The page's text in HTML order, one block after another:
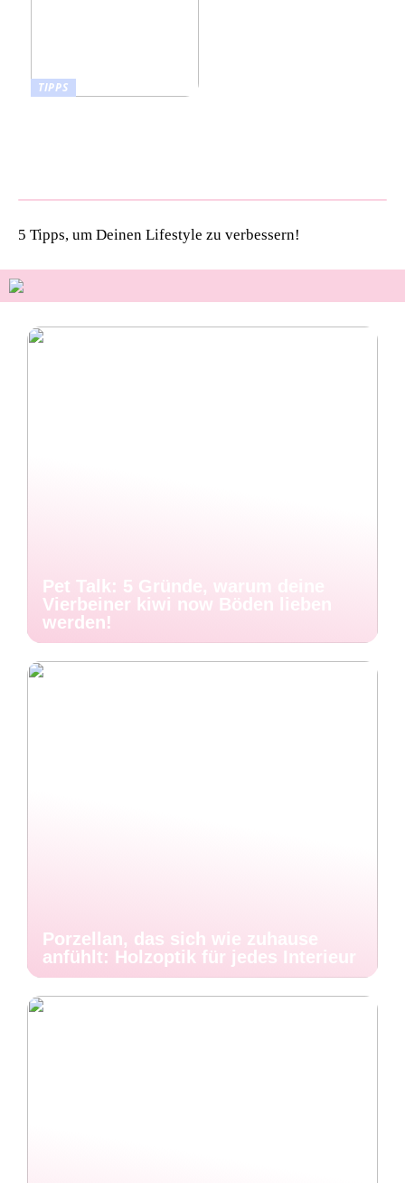
TIPPS
5 Tipps, um Deinen Lifestyle zu verbessern!
Pet Talk: 5 Gründe, warum deine
Vierbeiner kiwi now Böden lieben
werden!
Porzellan, das sich wie zuhause
anfühlt: Holzoptik für jedes Interieur